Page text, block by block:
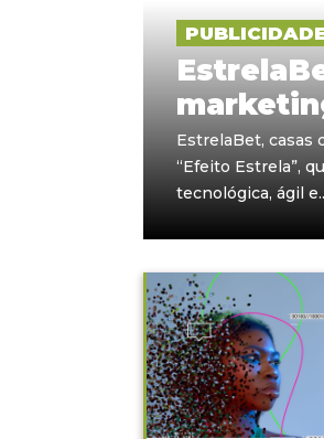
EstrelaBet, casas
“Efeito Estrela”,
tecnológica, ágil